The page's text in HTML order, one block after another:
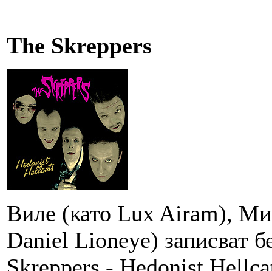
The Skreppers
Виле (като Lux Airam),
Daniel Lioneye) записват